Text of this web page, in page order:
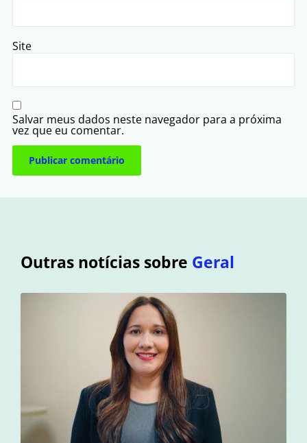
Site
Salvar meus dados neste navegador para a próxima
vez que eu comentar.
Outras notícias sobre Geral